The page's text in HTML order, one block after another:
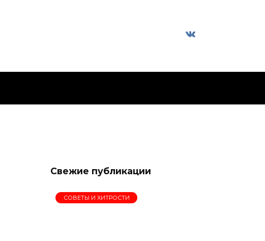
Свежие публикации
СОВЕТЫ И ХИТРОСТИ